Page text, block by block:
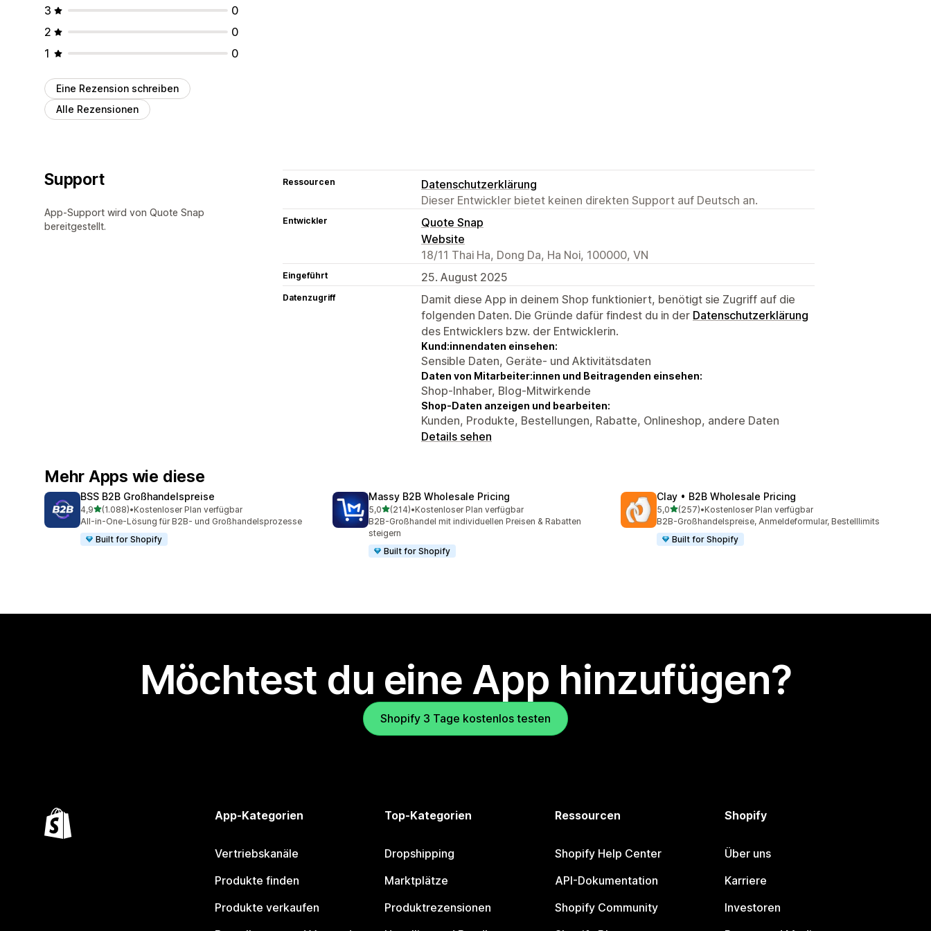
3
0
2
0
1
0
Eine Rezension schreiben
Alle Rezensionen
Support
App-Support wird von Quote Snap
bereitgestellt.
Ressourcen
Datenschutzerklärung
Dieser Entwickler bietet keinen direkten Support auf Deutsch an.
Entwickler
Quote Snap
Website
18/11 Thai Ha, Dong Da, Ha Noi, 100000, VN
Eingeführt 25. August 2025
Datenzugriff
Damit diese App in deinem Shop funktioniert, benötigt sie Zugriff auf die
folgenden Daten. Die Gründe dafür findest du in der Datenschutzerklärung
des Entwicklers bzw. der Entwicklerin.
Kund:innendaten einsehen:
Sensible Daten, Geräte- und Aktivitätsdaten
Daten von Mitarbeiter:innen und Beitragenden einsehen:
Shop-Inhaber, Blog-Mitwirkende
Shop-Daten anzeigen und bearbeiten:
Kunden, Produkte, Bestellungen, Rabatte, Onlineshop, andere Daten
Details sehen
Mehr Apps wie diese
BSS B2B Großhandelspreise
4,9von 5 Sternen
(1.088)
1088 Rezensionen insgesamt
•Kostenloser Plan verfügbar
All-in-One-Lösung für B2B- und Großhandelsprozesse
Built for Shopify
Massy B2B Wholesale Pricing
5,0von 5 Sternen
(214)
214 Rezensionen insgesamt
•Kostenloser Plan verfügbar
B2B-Großhandel mit individuellen Preisen & Rabatten
steigern
Built for Shopify
Clay • B2B Wholesale Pricing
5,0von 5 Sternen
(257)
257 Rezensionen insgesamt
•Kostenloser Plan verfügbar
B2B-Großhandelspreise, Anmeldeformular, Bestelllimits
Built for Shopify
Möchtest du eine App hinzufügen?
Shopify 3 Tage kostenlos testen
App-Kategorien
Vertriebskanäle
Produkte finden
Produkte verkaufen
Top-Kategorien
Dropshipping
Marktplätze
Produktrezensionen
Ressourcen
Shopify Help Center
API-Dokumentation
Shopify Community
Shopify
Über uns
Karriere
Investoren